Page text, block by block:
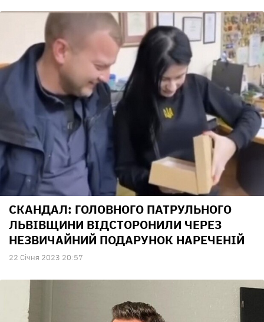
СКАНДАЛ: ГОЛОВНОГО ПАТРУЛЬНОГО
ЛЬВІВЩИНИ ВІДСТОРОНИЛИ ЧЕРЕЗ
НЕЗВИЧАЙНИЙ ПОДАРУНОК НАРЕЧЕНІЙ
22 Сiчня 2023 20:57